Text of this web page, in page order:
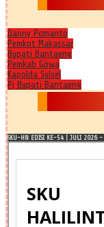
Danny Pomanto
Pemkot Makassar
Bupati Bantaeng
Pemkab Gowa
Kapolda Sulsel
Pj Bupati Bantaeng
SKU-HN EDISI KE-54 | JULI